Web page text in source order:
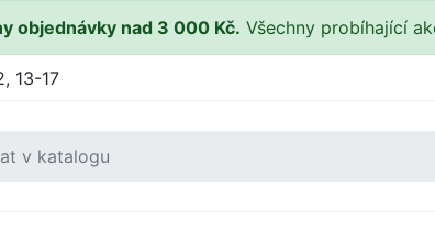
objednávky nad 3 000 Kč. Všechny probíhající
13-17